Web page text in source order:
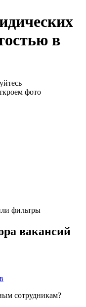
в
фото
фильтры
вакансий
сотрудникам?